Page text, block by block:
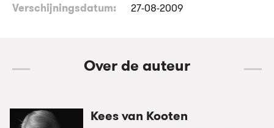
Verschijningsdatum:
27-08-2009
Over de auteur
Kees van Kooten